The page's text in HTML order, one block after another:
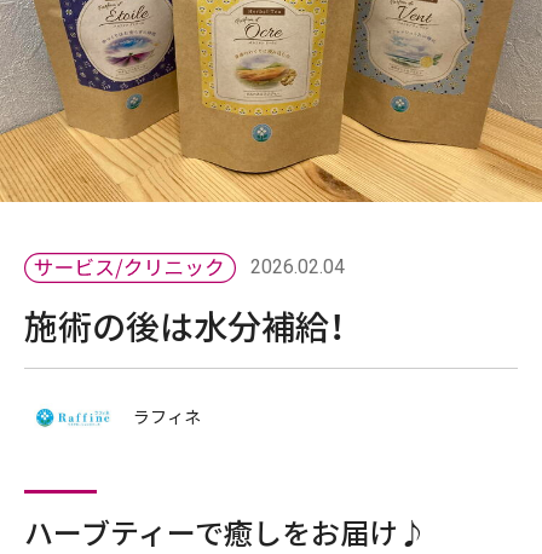
2026.02.04
施術の後は水分補給！
ラフィネ
ハーブティーで癒しをお届け♪